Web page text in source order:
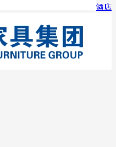
酒店